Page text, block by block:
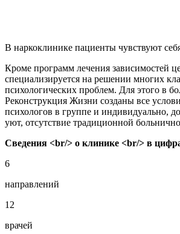
В наркоклинике пациенты чувствуют
Кроме программ лечения зависимостей
специализируется на решении многих
психологических проблем. Для этого в
Реконструкция Жизни созданы все
психологов в группе и индивидуально,
уют, отсутствие традиционной
Сведения <br/> о клинике <br/> в
6
направлений
12
врачей